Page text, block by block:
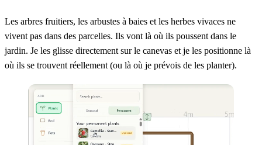
Les arbres fruitiers, les arbustes à baies et les herbes vivaces ne
vivent pas dans des parcelles. Ils vont là où ils poussent dans le
jardin. Je les glisse directement sur le canevas et je les positionne là
où ils se trouvent réellement (ou là où je prévois de les planter).